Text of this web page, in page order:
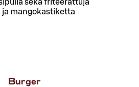
sekä friteerattuja
mangokastiketta
Burger